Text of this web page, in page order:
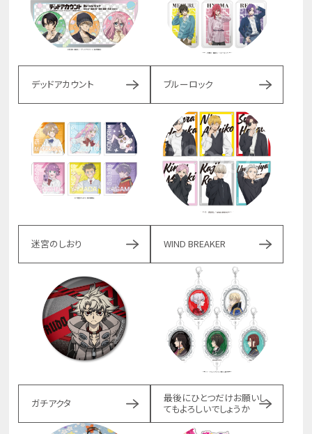
デッドアカウント ブルーロック
迷宮のしおり WIND BREAKER
ガチアクタ
最後にひとつだけお願いし
てもよろしいでしょうか